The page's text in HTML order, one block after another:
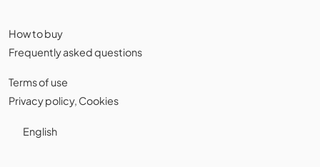
How to buy
Frequently asked questions
Terms of use
Privacy policy, Cookies
English